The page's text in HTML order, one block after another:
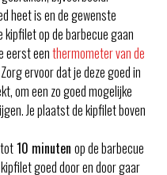
heet is en de gewenste
op de barbecue gaan
eerst eenthermometer van de
ervoor dat je deze goed in
om een zo goed mogelijke
Je plaatst de kipfilet boven
tot10 minuten op de barbecue
goed door en door gaar